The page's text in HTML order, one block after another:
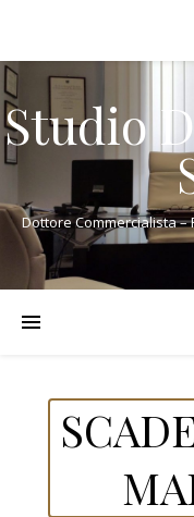
Studio
Dottore Commercialista –